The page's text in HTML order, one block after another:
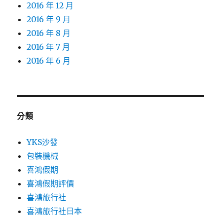
2016 年 12 月
2016 年 9 月
2016 年 8 月
2016 年 7 月
2016 年 6 月
分類
YKS沙發
包裝機械
喜鴻假期
喜鴻假期評價
喜鴻旅行社
喜鴻旅行社日本